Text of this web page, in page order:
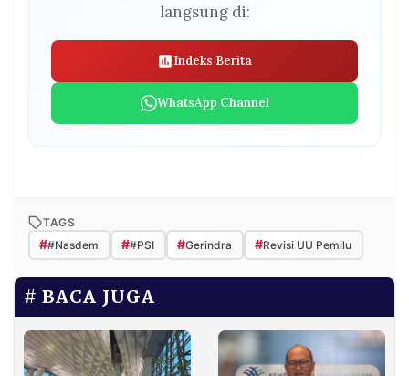
langsung di:
Indeks Berita
WhatsApp Channel
TAGS
##Nasdem ##PSI #Gerindra #Revisi UU Pemilu
BACA JUGA